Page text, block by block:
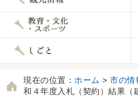
現在の位置： ホーム > 市の情
和４年度入札（契約）結果（